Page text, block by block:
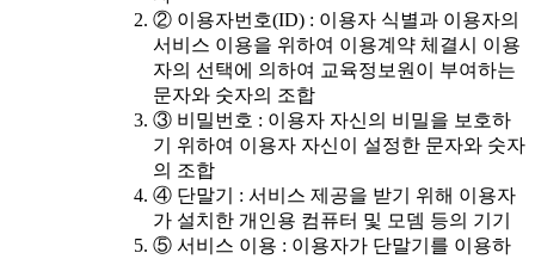
② 이용자번호(ID) : 이용자 식별과 이용자의
서비스 이용을 위하여 이용계약 체결시 이용
자의 선택에 의하여 교육정보원이 부여하는
문자와 숫자의 조합
③ 비밀번호 : 이용자 자신의 비밀을 보호하
기 위하여 이용자 자신이 설정한 문자와 숫자
의 조합
④ 단말기 : 서비스 제공을 받기 위해 이용자
가 설치한 개인용 컴퓨터 및 모뎀 등의 기기
⑤ 서비스 이용 : 이용자가 단말기를 이용하